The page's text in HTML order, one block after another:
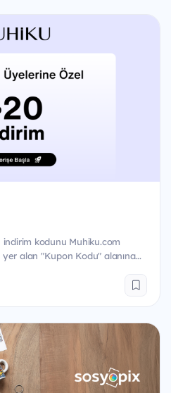
kodunu Muhiku.com
alan "Kupon Kodu" alanına...